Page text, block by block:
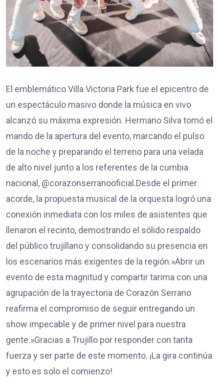
​El emblemático Villa Victoria Park fue el epicentro de
un espectáculo masivo donde la música en vivo
alcanzó su máxima expresión. Hermano Silva tomó el
mando de la apertura del evento, marcando el pulso
de la noche y preparando el terreno para una velada
de alto nivel junto a los referentes de la cumbia
nacional, @corazonserranooficial.​Desde el primer
acorde, la propuesta musical de la orquesta logró una
conexión inmediata con los miles de asistentes que
llenaron el recinto, demostrando el sólido respaldo
del público trujillano y consolidando su presencia en
los escenarios más exigentes de la región.​»Abrir un
evento de esta magnitud y compartir tarima con una
agrupación de la trayectoria de Corazón Serrano
reafirma el compromiso de seguir entregando un
show impecable y de primer nivel para nuestra
gente.»​Gracias a Trujillo por responder con tanta
fuerza y ser parte de este momento. ¡La gira continúa
y esto es solo el comienzo!